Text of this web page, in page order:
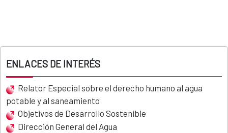
ENLACES DE INTERÉS
Relator Especial sobre el derecho humano al agua
potable y al saneamiento
Objetivos de Desarrollo Sostenible
Dirección General del Agua